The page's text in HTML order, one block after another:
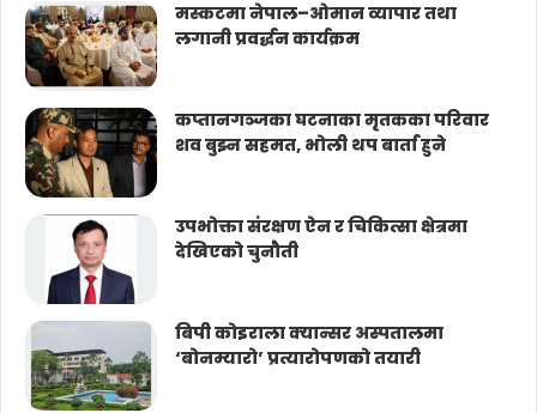
मस्कटमा नेपाल–ओमान व्यापार तथा
लगानी प्रवर्द्धन कार्यक्रम
कप्तानगञ्जका घटनाका मृतकका परिवार
शव बुझ्न सहमत, भोली थप बार्ता हुने
उपभोक्ता संरक्षण ऐन र चिकित्सा क्षेत्रमा
देखिएको चुनौती
बिपी कोइराला क्यान्सर अस्पतालमा
‘बोनम्यारो’ प्रत्यारोपणको तयारी